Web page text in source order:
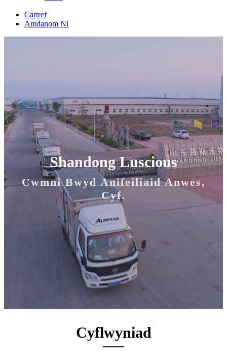
Cartref
Amdanom Ni
Shandong Luscious
Cwmni Bwyd Anifeiliaid Anwes,
Cyf.
Cyflwyniad